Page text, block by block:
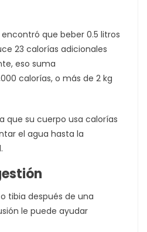
que beber 0.5 litros
23 calorías adicionales
eso suma
calorías, o más de 2 kg
que su cuerpo usa calorías
el agua hasta la
tibia después de una
le puede ayudar